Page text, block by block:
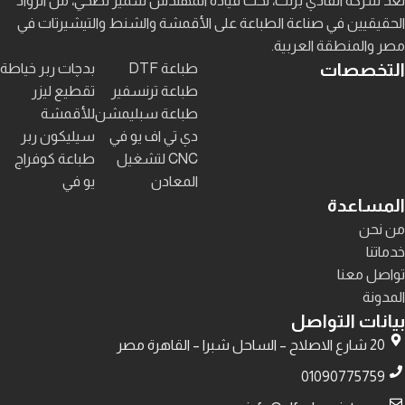
الحقيقيين في صناعة الطباعة على الأقمشة والشنط والتيشيرتات في
مصر والمنطقة العربية.
التخصصات
طباعة DTF
طباعة ترنسفير
طباعة سبليمشن
دي تي اف يو في
CNC لتشغيل
المعادن
بدچات ربر خياطة
تقطيع ليزر
للأقمشة
سيليكون ربر
طباعة كوفراج
يو في
المساعدة
من نحن
خدماتنا
تواصل معنا
المدونة
بيانات التواصل
20 شارع الاصلاح – الساحل شبرا – القاهرة مصر
01090775759